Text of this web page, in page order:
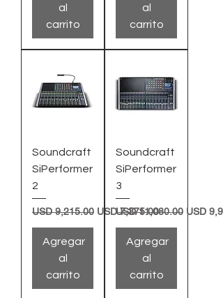
al
carrito
al
carrito
Soundcraft
SiPerformer
2
Precio
USD 9,215.00 Precio de oferta
USD 7,375.00
Agregar
al
carrito
Soundcraft
SiPerformer
3
Precio
USD 11,080.00 Precio
USD
Agregar
al
carrito